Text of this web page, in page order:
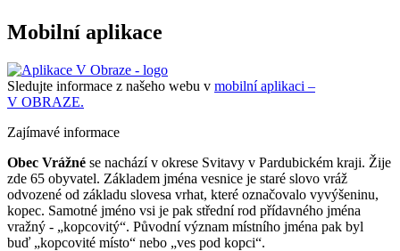
Mobilní aplikace
Sledujte informace z našeho webu v mobilní aplikaci –
V OBRAZE.
Zajímavé informace
Obec Vrážné se nachází v okrese Svitavy v Pardubickém kraji. Žije
zde 65 obyvatel. Základem jména vesnice je staré slovo vráž
odvozené od základu slovesa vrhat, které označovalo vyvýšeninu,
kopec. Samotné jméno vsi je pak střední rod přídavného jména
vražný - „kopcovitý“. Původní význam místního jména pak byl
buď „kopcovité místo“ nebo „ves pod kopci“.